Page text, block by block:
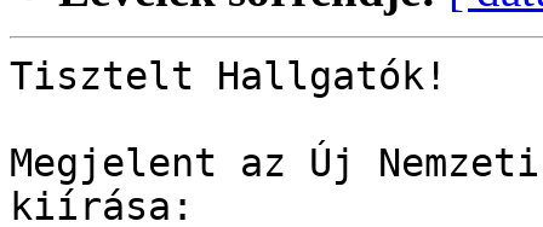
Tisztelt Hallgatók!
Megjelent az Új